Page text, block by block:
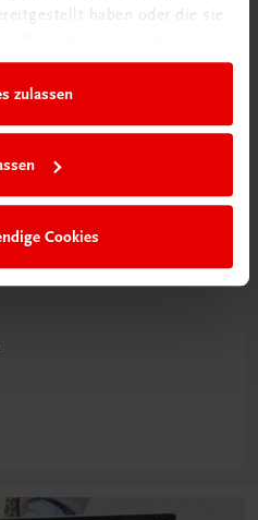
haben oder die sie
zulassen
Cookies